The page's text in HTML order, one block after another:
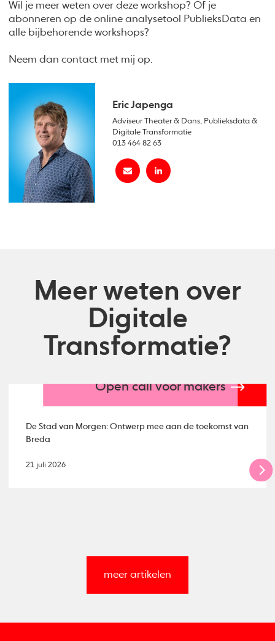
Wil je meer weten over deze workshop? Of je
abonneren op de online analysetool PublieksData en
alle bijbehorende workshops?
Neem dan contact met mij op.
Eric Japenga
Adviseur Theater & Dans, Publieksdata &
Digitale Transformatie
013 464 82 63
Meer weten over
Digitale
Transformatie?
Open call voor makers
De Stad van Morgen: Ontwerp mee aan de toekomst van
Breda
21 juli 2026
meer artikelen